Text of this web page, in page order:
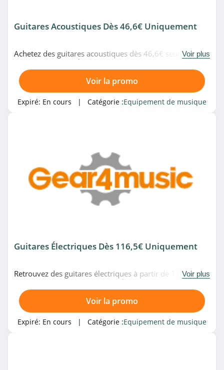
Guitares Acoustiques Dès 46,6€ Uniquement
Achetez des guitares acoustiques dès 46,6€ seulement
chez Gear4music. À ne pas manquer!
Voir plus
Voir la promo
Expiré: En cours | Catégorie :Equipement de musique
Guitares Électriques Dès 116,5€ Uniquement
Retrouvez des guitares électriques à partir de 116,5€
uniquement chez Gear4music. À saisir!
Voir plus
Voir la promo
Expiré: En cours | Catégorie :Equipement de musique